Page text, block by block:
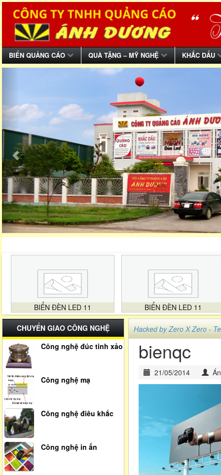
BIỂN QUẢNG CÁO QUÀ TẶNG – MỸ NGHỆ KHẮC DẤU
BIỂN ĐÈN LED 11 BIỂN ĐÈN LED 11
CHUYỂN GIAO CÔNG NGHỆ
Công nghệ đúc tinh xảo
Công nghệ mạ
Công nghệ điêu khắc
Công nghệ in ấn
Hacked by Zero X Zero -
bienqc
21/05/2014